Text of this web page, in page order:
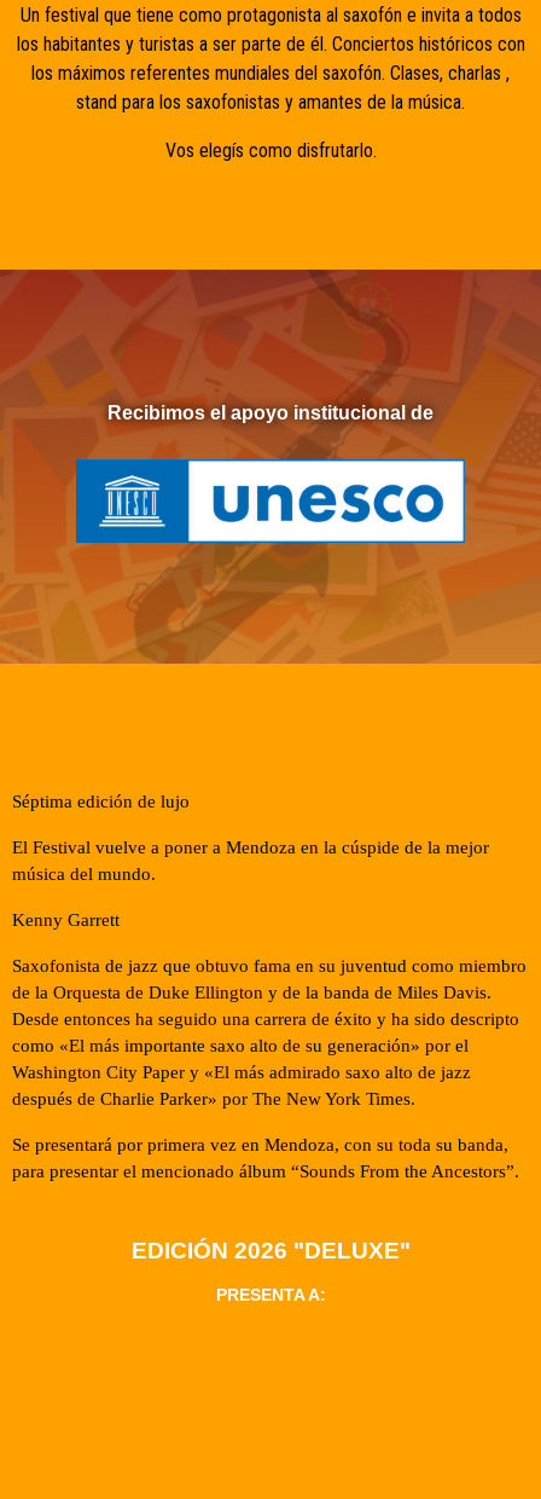
Un festival que tiene como protagonista al saxofón e invita a todos
los habitantes y turistas a ser parte de él. Conciertos históricos con
los máximos referentes mundiales del saxofón. Clases, charlas ,
stand para los saxofonistas y amantes de la música.
Vos elegís como disfrutarlo.
Recibimos el apoyo institucional de
Séptima edición de lujo
El Festival vuelve a poner a Mendoza en la cúspide de la mejor
música del mundo.
Kenny Garrett
Saxofonista de jazz que obtuvo fama en su juventud como miembro
de la Orquesta de Duke Ellington y de la banda de Miles Davis.
Desde entonces ha seguido una carrera de éxito y ha sido descripto
como «El más importante saxo alto de su generación» por el
Washington City Paper y «El más admirado saxo alto de jazz
después de Charlie Parker» por The New York Times.
Se presentará por primera vez en Mendoza, con su toda su banda,
para presentar el mencionado álbum “Sounds From the Ancestors”.
EDICIÓN 2026 "DELUXE"
PRESENTA A: